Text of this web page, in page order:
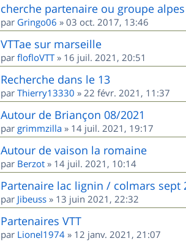
cherche partenaire ou groupe
par Gringo06 » 03 oct. 2017, 13:46
VTTae sur marseille
par flofloVTT» 16 juil. 2021, 20:51
Recherche dans le 13
par Thierry13330 » 22 févr. 2021, 11:37
Autour de Briançon 08/2021
par grimmzilla » 14 juil. 2021, 19:17
Autour de vaison la romaine
par Berzot » 14 juil. 2021, 10:14
Partenaire lac lignin / colmars sept
par Jibeuss » 13 juin 2021, 22:32
Partenaires VTT
par Lionel1974 » 12 janv. 2021, 21:07